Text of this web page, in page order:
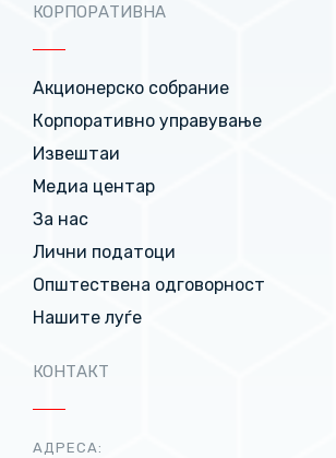
КОРПОРАТИВНА
Акционерско собрание
Корпоративно управување
Извештаи
Медиа центар
За нас
Лични податоци
Општествена одговорност
Нашите луѓе
КОНТАКТ
АДРЕСА: